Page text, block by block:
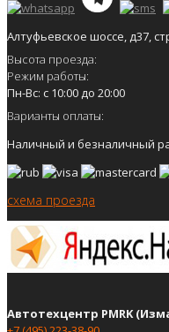
Алтуфьевское шоссе, д37,
Высота проезда:
Режим работы:
Пн-Вс: с 10:00 до 20:00
Варианты оплаты:
Наличный и безналичный
схема проезда
Автотехцентр PMRK